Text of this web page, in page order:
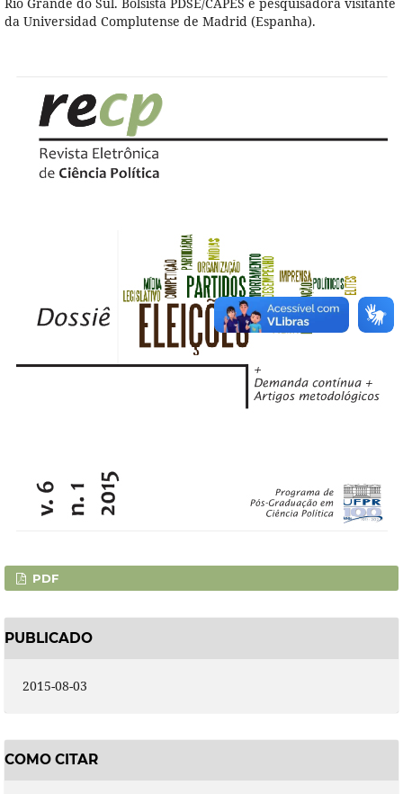
da Universidad Complutense de Madrid (Espanha).
PDF
PUBLICADO
2015-08-03
COMO CITAR